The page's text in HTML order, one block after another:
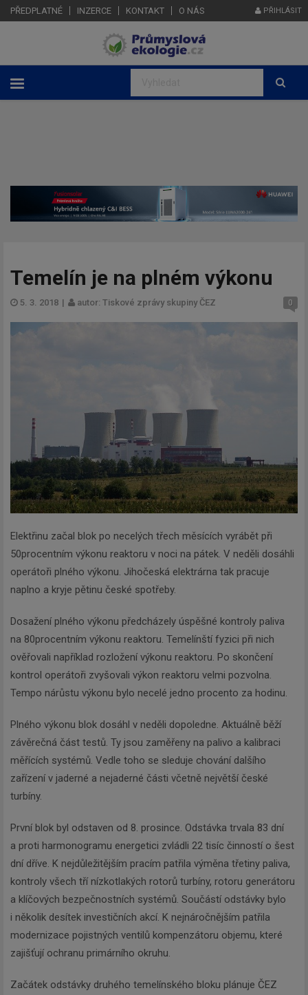
PŘEDPLATNÉ INZERCE KONTAKT O NÁS PŘIHLÁSIT
Temelín je na plném výkonu
5. 3. 2018 | autor: Tiskové zprávy skupiny ČEZ 0
Elektřinu začal blok po necelých třech měsících vyrábět při
50procentním výkonu reaktoru v noci na pátek. V neděli dosáhli
operátoři plného výkonu. Jihočeská elektrárna tak pracuje
naplno a kryje pětinu české spotřeby.
Dosažení plného výkonu předcházely úspěšné kontroly paliva
na 80procentním výkonu reaktoru. Temelínští fyzici při nich
ověřovali například rozložení výkonu reaktoru. Po skončení
kontrol operátoři zvyšovali výkon reaktoru velmi pozvolna.
Tempo nárůstu výkonu bylo necelé jedno procento za hodinu.
Plného výkonu blok dosáhl v neděli dopoledne. Aktuálně běží
závěrečná část testů. Ty jsou zaměřeny na palivo a kalibraci
měřících systémů. Vedle toho se sleduje chování dalšího
zařízení v jaderné a nejaderné části včetně největší české
turbíny.
První blok byl odstaven od 8. prosince. Odstávka trvala 83 dní
a proti harmonogramu energetici zvládli 22 tisíc činností o šest
dní dříve. K nejdůležitějším pracím patřila výměna třetiny paliva,
kontroly všech tří nízkotlakých rotorů turbíny, rotoru generátoru
a klíčových bezpečnostních systémů. Součástí odstávky bylo
i několik desítek investičních akcí. K nejnáročnějším patřila
modernizace pojistných ventilů kompenzátoru objemu, které
zajišťují ochranu primárního okruhu.
Začátek odstávky druhého temelínského bloku plánuje ČEZ